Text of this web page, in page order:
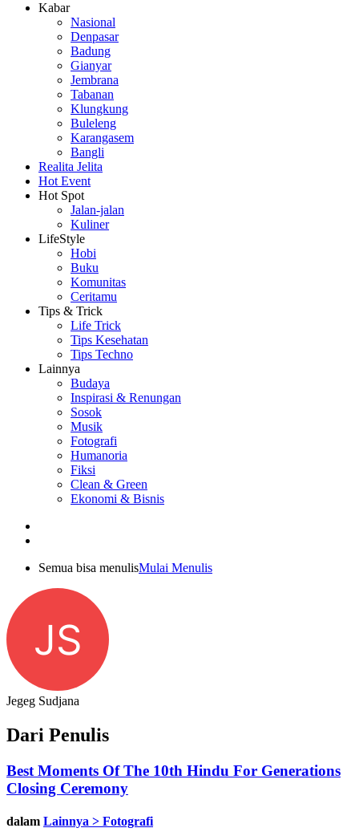
Kabar
Nasional
Denpasar
Badung
Gianyar
Jembrana
Tabanan
Klungkung
Buleleng
Karangasem
Bangli
Realita Jelita
Hot Event
Hot Spot
Jalan-jalan
Kuliner
LifeStyle
Hobi
Buku
Komunitas
Ceritamu
Tips & Trick
Life Trick
Tips Kesehatan
Tips Techno
Lainnya
Budaya
Inspirasi & Renungan
Sosok
Musik
Fotografi
Humanoria
Fiksi
Clean & Green
Ekonomi & Bisnis
Semua bisa menulisMulai Menulis
JS
Jegeg Sudjana
Dari Penulis
Best Moments Of The 10th Hindu For Generations
Closing Ceremony
dalam Lainnya > Fotografi